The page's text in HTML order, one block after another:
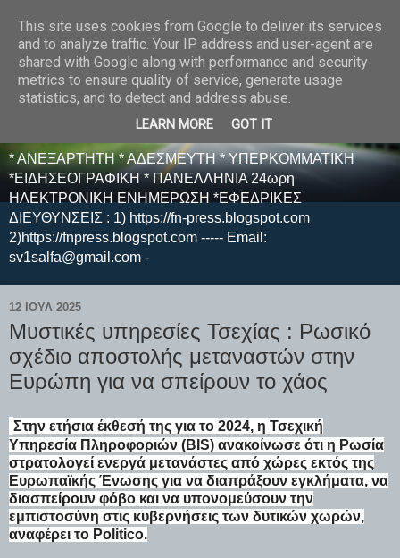
E F E N P R E S S -
ΗΛΕΚΤΡΟΝΙΚΗ
ΕΦΗΜΕΡΙΔΑ
* ΑΝΕΞΑΡΤΗΤΗ * ΑΔΕΣΜΕΥΤΗ * ΥΠΕΡΚΟΜΜΑΤΙΚΗ
*ΕΙΔΗΣΕΟΓΡΑΦΙΚΗ * ΠΑΝΕΛΛΗΝΙΑ 24ωρη
ΗΛΕΚΤΡΟΝΙΚΗ ΕΝΗΜΕΡΩΣΗ *ΕΦΕΔΡΙΚΕΣ
ΔΙΕΥΘΥΝΣΕΙΣ : 1) https://fn-press.blogspot.com
2)https://fnpress.blogspot.com ----- Email:
sv1salfa@gmail.com -
12 ΙΟΥΛ 2025
Μυστικές υπηρεσίες Τσεχίας : Ρωσικό
σχέδιο αποστολής μεταναστών στην
Ευρώπη για να σπείρουν το χάος
Στην ετήσια έκθεσή της για το 2024, η Τσεχική
Υπηρεσία Πληροφοριών (BIS) ανακοίνωσε ότι η Ρωσία
στρατολογεί ενεργά μετανάστες από χώρες εκτός της
Ευρωπαϊκής Ένωσης για να διαπράξουν εγκλήματα, να
διασπείρουν φόβο και να υπονομεύσουν την
εμπιστοσύνη στις κυβερνήσεις των δυτικών χωρών,
αναφέρει το Politico.
This site uses cookies from Google to deliver its services
and to analyze traffic. Your IP address and user-agent are
shared with Google along with performance and security
metrics to ensure quality of service, generate usage
statistics, and to detect and address abuse.
LEARN MORE GOT IT